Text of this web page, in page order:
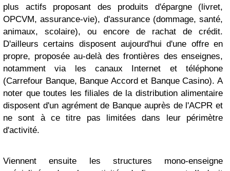
plus actifs proposant des produits d'épargne (livret,
OPCVM, assurance-vie), d'assurance (dommage, santé,
animaux, scolaire), ou encore de rachat de crédit.
D'ailleurs certains disposent aujourd'hui d'une offre en
propre, proposée au-delà des frontières des enseignes,
notamment via les canaux Internet et téléphone
(Carrefour Banque, Banque Accord et Banque Casino). A
noter que toutes les filiales de la distribution alimentaire
disposent d'un agrément de Banque auprès de l'ACPR et
ne sont à ce titre pas limitées dans leur périmètre
d'activité.
Viennent ensuite les structures mono-enseigne